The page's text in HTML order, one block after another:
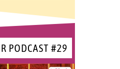
PODCAST #29